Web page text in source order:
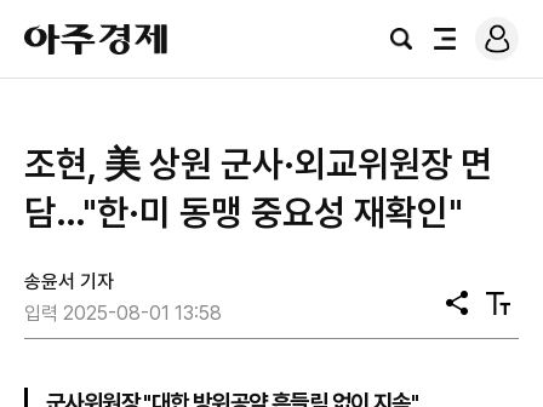
아
주
경
검
전
로
그
조현, 美 상원 군사·외교위원장 면
담…"한·미 동맹 중요성 재확인"
송윤서 기자
입력 2025-08-01 13:58
공
유
텍
스